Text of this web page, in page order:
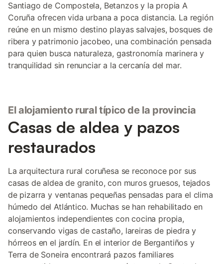
Santiago de Compostela, Betanzos y la propia A
Coruña ofrecen vida urbana a poca distancia. La región
reúne en un mismo destino playas salvajes, bosques de
ribera y patrimonio jacobeo, una combinación pensada
para quien busca naturaleza, gastronomía marinera y
tranquilidad sin renunciar a la cercanía del mar.
El alojamiento rural típico de la provincia
Casas de aldea y pazos
restaurados
La arquitectura rural coruñesa se reconoce por sus
casas de aldea de granito, con muros gruesos, tejados
de pizarra y ventanas pequeñas pensadas para el clima
húmedo del Atlántico. Muchas se han rehabilitado en
alojamientos independientes con cocina propia,
conservando vigas de castaño, lareiras de piedra y
hórreos en el jardín. En el interior de Bergantiños y
Terra de Soneira encontrará pazos familiares